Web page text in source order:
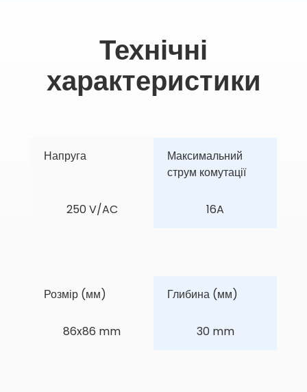
Технічні
характеристики
Напруга
Максимальний
струм комутації
250 V/AC 16A
Розмір (мм) Глибина (мм)
86x86 mm 30 mm